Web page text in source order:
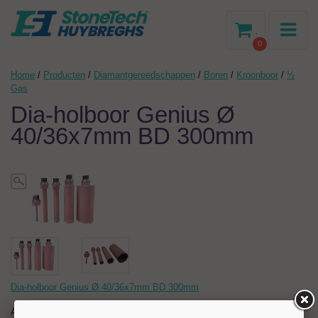
0
-
Home / Producten / Diamantgereedschappen / Boren / Kroonboor / ½
Gas
Dia-holboor Genius Ø
40/36x7mm BD 300mm
Dia-holboor Genius Ø 40/36x7mm BD 300mm
Artikelnr: